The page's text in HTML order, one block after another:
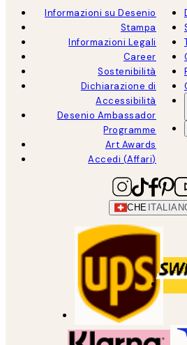
Informazioni su Desenio
Stampa
Informazioni Legali
Career
Sostenibilità
Dichiarazione di
Accessibilità
Desenio Ambassador
Programme
Art Awards
Accedi (Affari)
CHE